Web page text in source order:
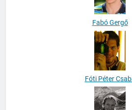
Fabó Gergő
Fóti Péter Csaba